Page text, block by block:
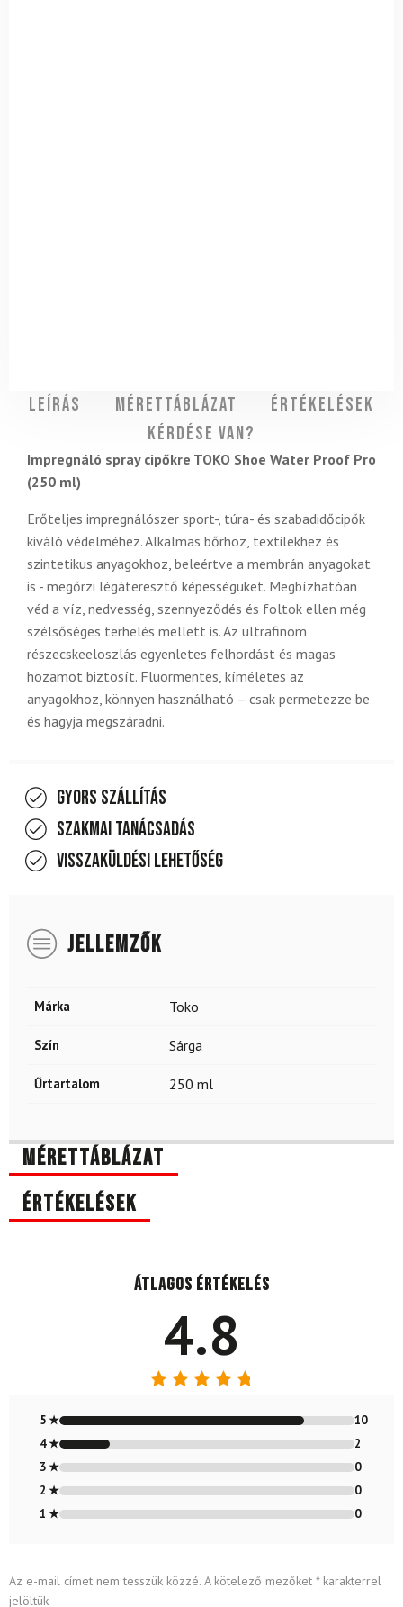
Leírás Mérettáblázat
Értékelések
Kérdése van?
Impregnáló spray cipőkre TOKO Shoe Water Proof Pro
(250 ml)
Erőteljes impregnálószer sport-, túra- és szabadidőcipők
kiváló védelméhez. Alkalmas bőrhöz, textilekhez és
szintetikus anyagokhoz, beleértve a membrán anyagokat
is - megőrzi légáteresztő képességüket. Megbízhatóan
véd a víz, nedvesség, szennyeződés és foltok ellen még
szélsőséges terhelés mellett is. Az ultrafinom
részecskeeloszlás egyenletes felhordást és magas
hozamot biztosít. Fluormentes, kíméletes az
anyagokhoz, könnyen használható – csak permetezze be
és hagyja megszáradni.
Gyors szállítás
Szakmai tanácsadás
Visszaküldési lehetőség
JELLEMZŐK
Márka Toko
Szín Sárga
Űrtartalom 250 ml
Mérettáblázat
Értékelések
Átlagos értékelés
4.8
4.83/ 5
5 ★
10
4 ★
2
3 ★
0
2 ★
0
1 ★
0
Az e-mail címet nem tesszük közzé. A kötelező mezőket *karakterrel
jelöltük